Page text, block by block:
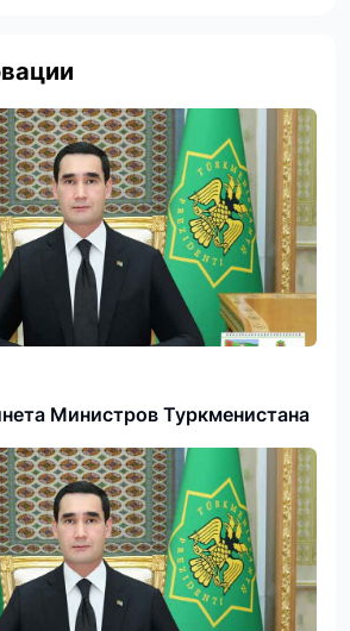
Министров Туркменистана